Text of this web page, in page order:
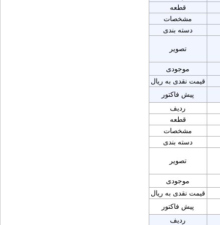
قطعه
مشخصات
دسته بندی
تصویر
موجودی
قیمت نقدی به ریال
پیش فاکتور
ردیف
قطعه
مشخصات
دسته بندی
تصویر
موجودی
قیمت نقدی به ریال
پیش فاکتور
ردیف